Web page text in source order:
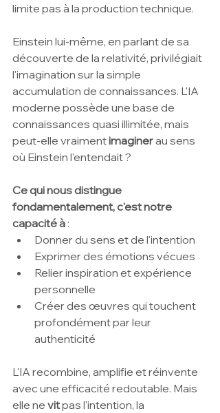
limite pas à la production technique.
Einstein lui-même, en parlant de sa
découverte de la relativité, privilégiait
l'imagination sur la simple
accumulation de connaissances. L'IA
moderne possède une base de
connaissances quasi illimitée, mais
peut-elle vraiment imaginer au sens
où Einstein l'entendait ?
Ce qui nous distingue
fondamentalement, c'est notre
capacité à :
Donner du sens et de l'intention
Exprimer des émotions vécues
Relier inspiration et expérience
personnelle
Créer des œuvres qui touchent
profondément par leur
authenticité
L'IA recombine, amplifie et réinvente
avec une efficacité redoutable. Mais
elle ne vit pas l'intention, la